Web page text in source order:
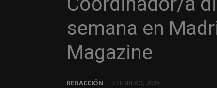
semana en
Magazine
REDACCIÓN 3 FEBRERO, 2025